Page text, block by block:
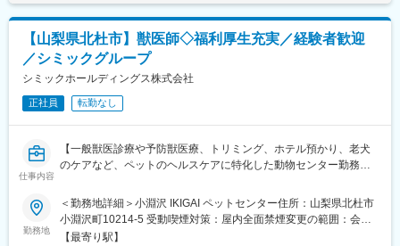
■業務内容
○小動物診療業務
・犬・猫を中心とした一次診療
・予防医療・健康診断
・内科診療
・画像診断（レントゲン・超音波など）
・ 一般外科手術
・救急対応
・飼い主への診療内容・治療方針の説明
・必要に応じた専門病院・二次診療施設との連携
○IKIGAIペットセンターならではの医療提供
・ペットホテル利用時の健康管理
・トリミング利用動物の健康チェック
【山梨県北杜市】獣医師◇福利厚生充実／経験者歓迎
／シミックグループ
シミックホールディングス株式会社
正社員 転勤なし
仕事内容
【一般獣医診療や予防獣医療、トリミング、ホテル預かり、老犬
のケアなど、ペットのヘルスケアに特化した動物センター勤務】
■業務内容：
・小淵沢IKIGAIペットセンターでの小動物診療
・ホテル、トリミングサービスの際の健康チェック
勤務地
＜勤務地詳細＞小淵沢 IKIGAI ペットセンター住所：山梨県北杜市
小淵沢町10214-5 受動喫煙対策：屋内全面禁煙変更の範囲：会社
の定める事業所
【最寄り駅】